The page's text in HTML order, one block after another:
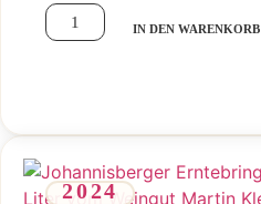
IN DEN WARENKORB
2024